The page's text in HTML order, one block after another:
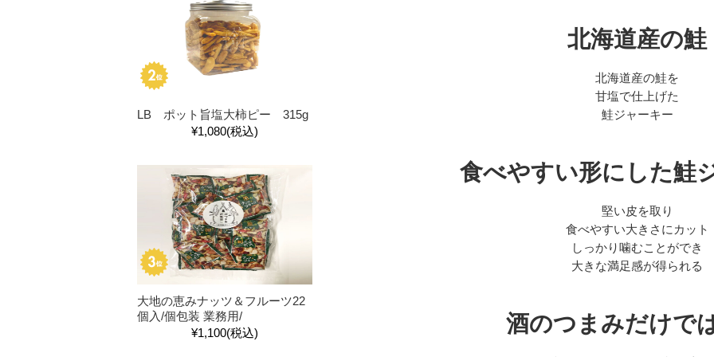
北海道産の鮭
北海道産の鮭を
甘塩で仕上げた
鮭ジャーキー
食べやすい形にした鮭
堅い皮を取り
食べやすい大きさにカット
しっかり噛むことができ
大きな満足感が得られる
酒のつまみだけで
LB ポット旨塩大柿ピー 315g
¥1,080(税込)
大地の恵みナッツ＆フルーツ22
個入/個包装 業務用/
¥1,100(税込)